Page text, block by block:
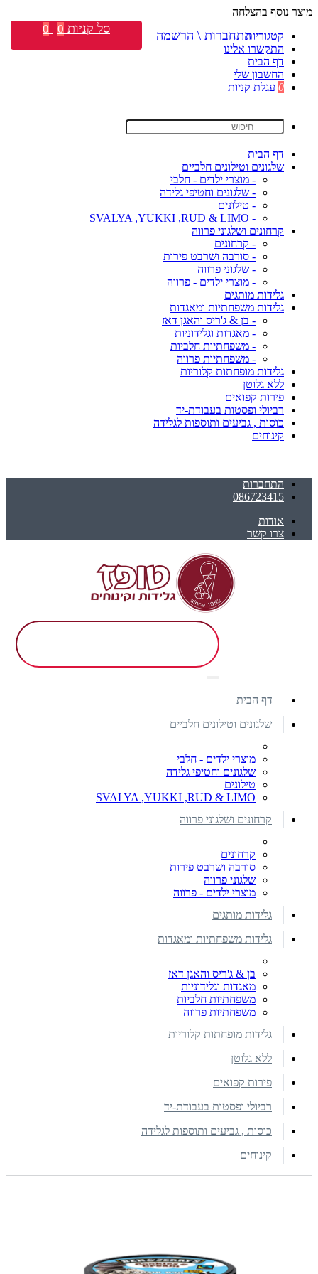
מוצר נוסף בהצלחה
קטגוריות
התקשרו אלינו
דף הבית
החשבון שלי
0 עגלת קניות
דף הבית
שלגונים וטילונים חלביים
- מוצרי ילדים - חלבי
- שלגונים וחטיפי גלידה
- טילונים
- SVALYA ,YUKKI ,RUD & LIMO
קרחונים ושלגוני פרווה
- קרחונים
- סורבה ושרבט פירות
- שלגוני פרווה
- מוצרי ילדים - פרווה
גלידות מותגים
גלידות משפחתיות ומאגדות
- בן & ג'ריס והאגן דאז
- מאגדות וגלידוניות
- משפחתיות חלביות
- משפחתיות פרווה
גלידות מופחתות קלוריות
ללא גלוטן
פירות קפואים
רביולי ופסטות בעבודת-יד
כוסות , גביעים ותוספות לגלידה
קינוחים
התחברות
086723415
אודות
צרו קשר
התחברות \ הרשמה סל קניות 0
0
דף הבית
שלגונים וטילונים חלביים
מוצרי ילדים - חלבי
שלגונים וחטיפי גלידה
טילונים
SVALYA ,YUKKI ,RUD & LIMO
קרחונים ושלגוני פרווה
קרחונים
סורבה ושרבט פירות
שלגוני פרווה
מוצרי ילדים - פרווה
גלידות מותגים
גלידות משפחתיות ומאגדות
בן & ג'ריס והאגן דאז
מאגדות וגלידוניות
משפחתיות חלביות
משפחתיות פרווה
גלידות מופחתות קלוריות
ללא גלוטן
פירות קפואים
רביולי ופסטות בעבודת-יד
כוסות , גביעים ותוספות לגלידה
קינוחים